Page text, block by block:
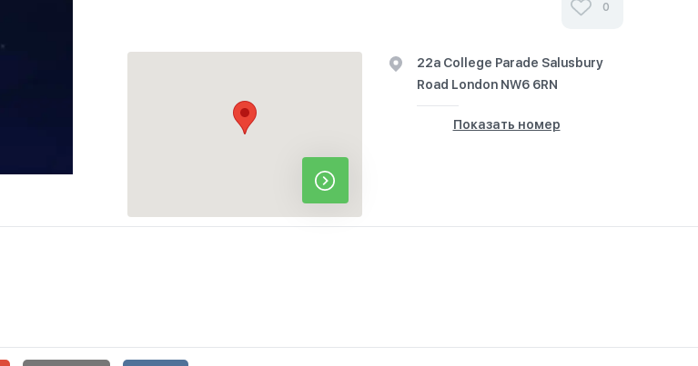
0
22a College Parade Salusbury
Road London NW6 6RN
Показать номер